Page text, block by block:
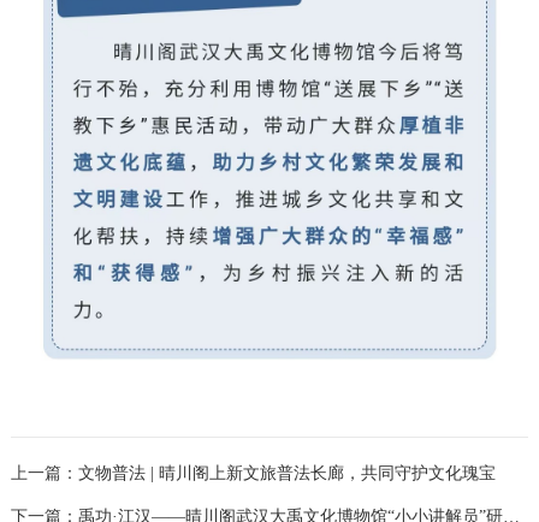
上一篇： 文物普法 | 晴川阁上新文旅普法长廊，共同守护文化瑰宝
下一篇： 禹功·江汉——晴川阁武汉大禹文化博物馆“小小讲解员”研学活动精彩回顾